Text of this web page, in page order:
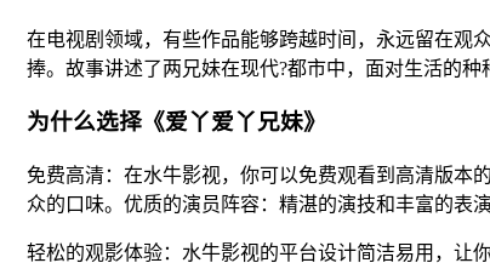
在电视剧领域，有些作品能够跨越时间，永远留在观
捧。故事讲述了两兄妹在现代?都市中，面对生活的
为什么选择《爱丫爱丫兄妹》
免费高清：在水牛影视，你可以免费观看到高清版本
众的口味。优质的演员阵容：精湛的演技和丰富的表
轻松的观影体验：水牛影视的平台设计简洁易用，让